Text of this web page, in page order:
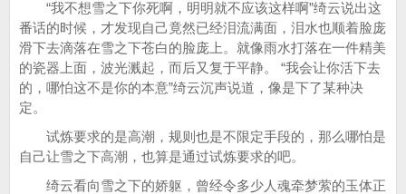
“我不想雪之下你死啊，明明就不应该这样啊”绮云说出这
番话的时候，才发现自己竟然已经泪流满面，泪水也顺着脸庞
滑下去滴落在雪之下苍白的脸庞上。就像雨水打落在一件精美
的瓷器上面，波光溅起，而后又复于平静。 “我会让你活下去
的，哪怕这不是你的本意”绮云沉声说道，像是下了某种决
定。
试炼要求的是高潮，规则也是不限定手段的，那么哪怕是
自己让雪之下高潮，也算是通过试炼要求的吧。
绮云看向雪之下的娇躯，曾经令多少人魂牵梦萦的玉体正